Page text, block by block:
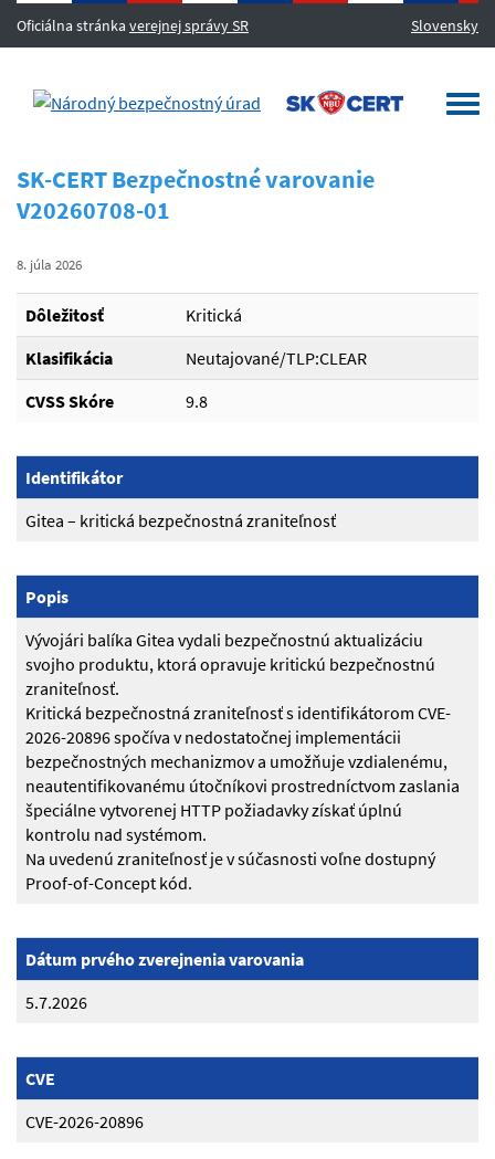
Oficiálna stránka verejnej správy SR Slovensky
MENU
SK-CERT Bezpečnostné varovanie
V20260708-01
8. júla 2026
Dôležitosť
Kritická
Klasifikácia
Neutajované/TLP:CLEAR
CVSS Skóre
9.8
Identifikátor
Gitea – kritická bezpečnostná zraniteľnosť
Popis
Vývojári balíka Gitea vydali bezpečnostnú aktualizáciu
svojho produktu, ktorá opravuje kritickú bezpečnostnú
zraniteľnosť.
Kritická bezpečnostná zraniteľnosť s identifikátorom CVE-
2026-20896 spočíva v nedostatočnej implementácii
bezpečnostných mechanizmov a umožňuje vzdialenému,
neautentifikovanému útočníkovi prostredníctvom zaslania
špeciálne vytvorenej HTTP požiadavky získať úplnú
kontrolu nad systémom.
Na uvedenú zraniteľnosť je v súčasnosti voľne dostupný
Proof-of-Concept kód.
Dátum prvého zverejnenia varovania
5.7.2026
CVE
CVE-2026-20896